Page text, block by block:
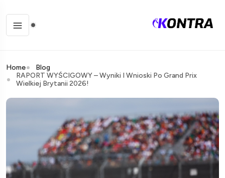
Home
Blog
RAPORT WYŚCIGOWY – Wyniki I Wnioski Po Grand Prix
Wielkiej Brytanii 2026!